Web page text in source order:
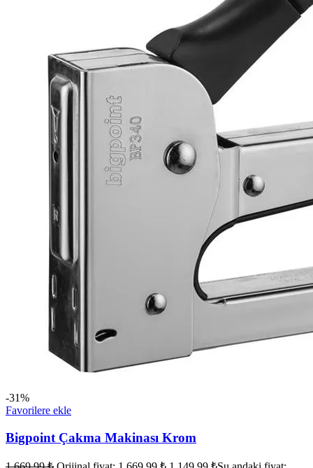
-31%
Favorilere ekle
Bigpoint Çakma Makinası Krom